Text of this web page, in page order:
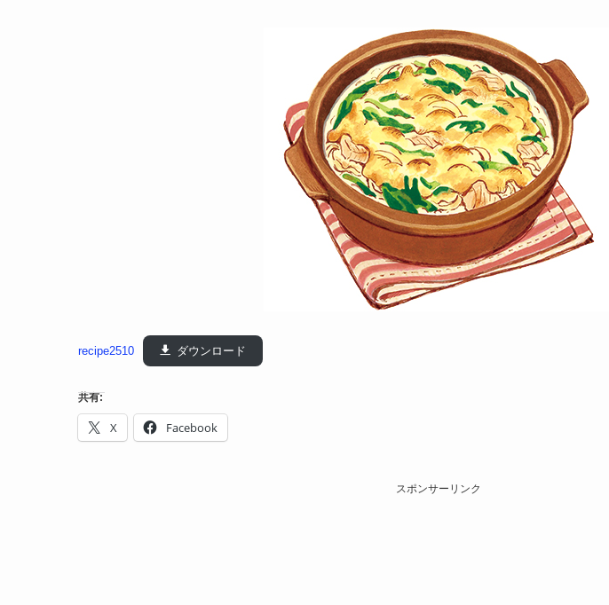
recipe2510 ダウンロード
共有:
X Facebook
スポンサーリンク